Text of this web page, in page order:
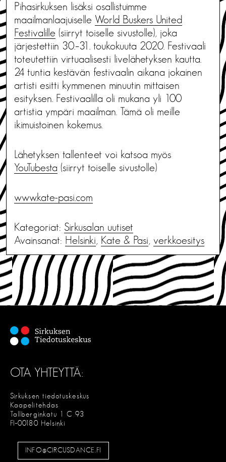
Pihasirkuksen lisäksi osallistuimme
maailmanlaajuiselle World Buskers United
Festivalille (siirryt toiselle sivustolle), joka
järjestettiin 30.–31. toukokuuta 2020. Festivaali
toteutettiin virtuaalisesti livelähetyksen kautta.
24 tuntia kestävän festivaalin aikana jokainen
artisti esitti kymmenen minuutin mittaisen
esityksen. Festivaalilla oli mukana yli 100
artistia ympäri maailman. Tämä oli meille
ikimuistoinen kokemus.
Lähetyksen tallenteet voi katsoa myös
YouTubesta (siirryt toiselle sivustolle)
www.kate-pasi.com
Kategoriat: Sirkusalan uutiset
Avainsanat: Helsinki, Kate & Pasi, verkkoesitys
OTA YHTEYTTÄ:
Sirkuksen tiedotuskeskus
Kaapelitehdas
Tallberginkatu 1 C 93
FI-00180 Helsinki
INFO@CIRCUSDANCE.FI